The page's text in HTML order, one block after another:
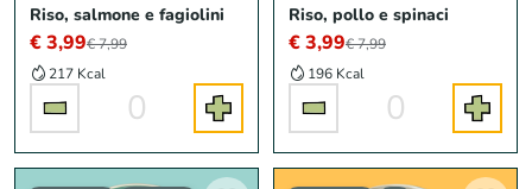
Riso, salmone e fagiolini
€ 3,99€ 7,99
217 Kcal
0
Riso, pollo e spinaci
€ 3,99€ 7,99
196 Kcal
0